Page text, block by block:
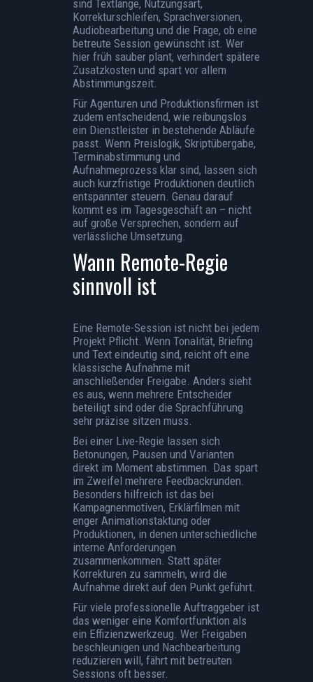
sind Textlänge, Nutzungsart,
Korrekturschleifen, Sprachversionen,
Audiobearbeitung und die Frage, ob eine
betreute Session gewünscht ist. Wer
hier früh sauber plant, verhindert spätere
Zusatzkosten und spart vor allem
Abstimmungszeit.
Für Agenturen und Produktionsfirmen ist
zudem entscheidend, wie reibungslos
ein Dienstleister in bestehende Abläufe
passt. Wenn Preislogik, Skriptübergabe,
Terminabstimmung und
Aufnahmeprozess klar sind, lassen sich
auch kurzfristige Produktionen deutlich
entspannter steuern. Genau darauf
kommt es im Tagesgeschäft an – nicht
auf große Versprechen, sondern auf
verlässliche Umsetzung.
Wann Remote-Regie
sinnvoll ist
Eine Remote-Session ist nicht bei jedem
Projekt Pflicht. Wenn Tonalität, Briefing
und Text eindeutig sind, reicht oft eine
klassische Aufnahme mit
anschließender Freigabe. Anders sieht
es aus, wenn mehrere Entscheider
beteiligt sind oder die Sprachführung
sehr präzise sitzen muss.
Bei einer Live-Regie lassen sich
Betonungen, Pausen und Varianten
direkt im Moment abstimmen. Das spart
im Zweifel mehrere Feedbackrunden.
Besonders hilfreich ist das bei
Kampagnenmotiven, Erklärfilmen mit
enger Animationstaktung oder
Produktionen, in denen unterschiedliche
interne Anforderungen
zusammenkommen. Statt später
Korrekturen zu sammeln, wird die
Aufnahme direkt auf den Punkt geführt.
Für viele professionelle Auftraggeber ist
das weniger eine Komfortfunktion als
ein Effizienzwerkzeug. Wer Freigaben
beschleunigen und Nachbearbeitung
reduzieren will, fährt mit betreuten
Sessions oft besser.